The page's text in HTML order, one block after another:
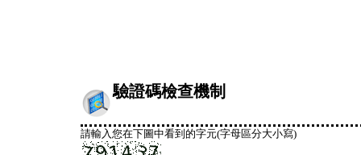
驗證碼檢查機制
請輸入您在下圖中看到的字元(字母區分大小寫)